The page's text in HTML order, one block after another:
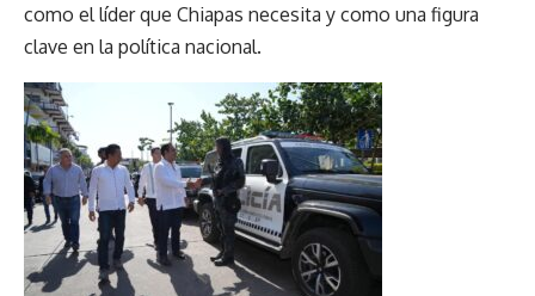
como el líder que Chiapas necesita y como una figura
clave en la política nacional.